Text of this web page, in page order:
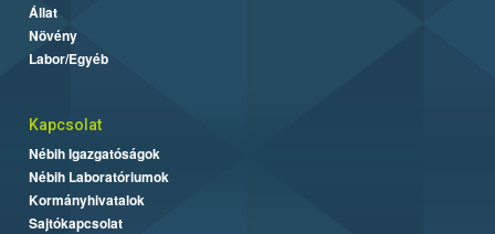
Állat
Növény
Labor/Egyéb
Kapcsolat
Nébih Igazgatóságok
Nébih Laboratóriumok
Kormányhivatalok
Sajtókapcsolat